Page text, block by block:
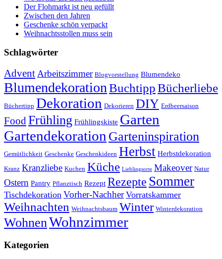
Der Flohmarkt ist neu gefüllt
Zwischen den Jahren
Geschenke schön verpackt
Weihnachtsstollen muss sein
Schlagwörter
Advent Arbeitszimmer Blogvorstellung Blumendeko
Blumendekoration BuchtippBücherliebe
Büchertipp Dekoration Dekorieren DIY Erdbeersaison
FoodFrühling Frühlingskiste Garten
Gartendekoration Garteninspiration
Gemütlichkeit Geschenke Geschenkideen Herbst Herbstdekoration
Kranz Kranzliebe Kuchen Küche Lieblingsorte Makeover Natur
Ostern Pantry Pflanztisch Rezept Rezepte Sommer
Tischdekoration Vorher-Nachher Vorratskammer
Weihnachten Weihnachtsbaum Winter Winterdekoration
WohnenWohnzimmer
Kategorien